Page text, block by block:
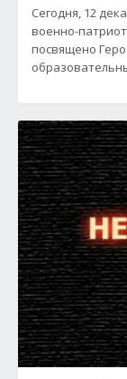
Сегодня, 12
военно-
посвящено